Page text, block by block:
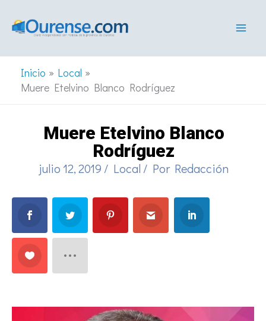
Inicio
Local
Muere Etelvino Blanco Rodríguez
Muere Etelvino Blanco
Rodríguez
julio 12, 2019 / Local / Por Redacción